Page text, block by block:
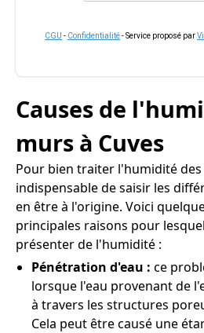
CGU - Confidentialité- Service proposé par
Causes de
murs à Cuves
Pour bien traiter l'humidité des
indispensable de saisir les
en être à l'origine. Voici
principales raisons pour
présenter de l'humidité :
Pénétration d'eau : ce
lorsque l'eau provenant de
à travers les structures
Cela peut être causé une